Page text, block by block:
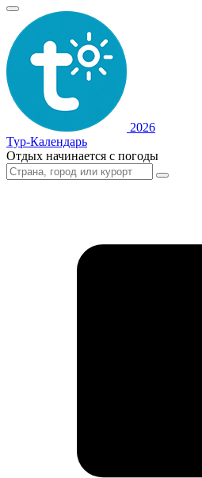
2026
Тур-Календарь
Отдых начинается с погоды